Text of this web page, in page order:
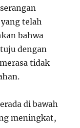
telah
bahwa
dengan
tidak
di bawah
meningkat,